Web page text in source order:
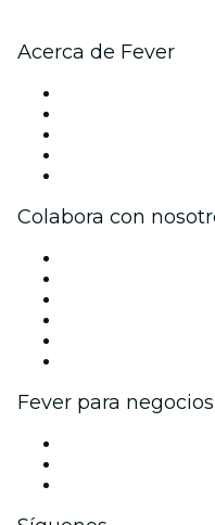
Acerca de Fever
Colabora con
Fever para negocios